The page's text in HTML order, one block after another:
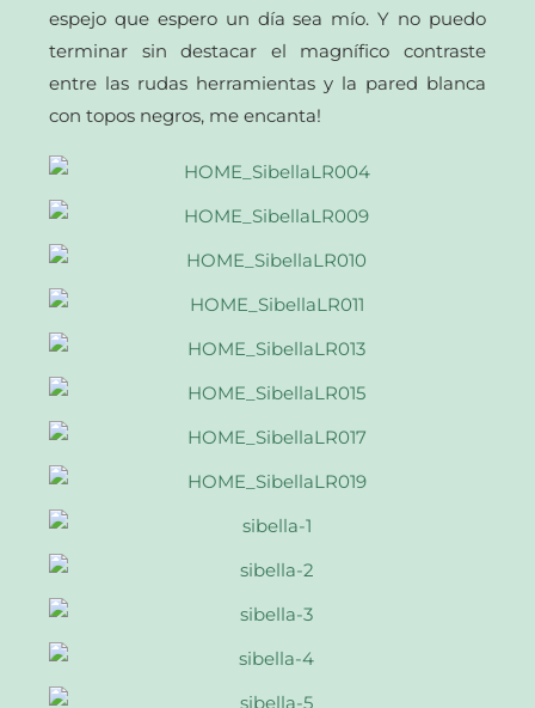
espejo que espero un día sea mío. Y no puedo
terminar sin destacar el magnífico contraste
entre las rudas herramientas y la pared blanca
con topos negros, me encanta!